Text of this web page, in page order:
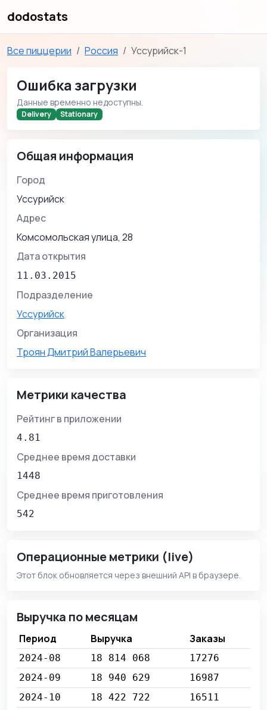
dodostats
Все пиццерии Россия Уссурийск-1
Ошибка загрузки
Данные временно недоступны.
Delivery Stationary
Общая информация
Город
Уссурийск
Адрес
Комсомольская улица, 28
Дата открытия
11.03.2015
Подразделение
Уссурийск
Организация
Троян Дмитрий Валерьевич
Метрики качества
Рейтинг в приложении
4.81
Среднее время доставки
1448
Среднее время приготовления
542
Операционные метрики (live)
Этот блок обновляется через внешний API в браузере.
Выручка по месяцам
Период Выручка Заказы
2024-08 18 814 068
17276
2024-09
18 940 629
16987
2024-10
18 422 722
16511